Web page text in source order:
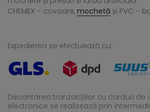
CHEMEX – covoare, mochetă și PVC –
Expedierea se efectuează cu:
Decontarea tranzacțiilor cu carduri de
electronice se realizează prin